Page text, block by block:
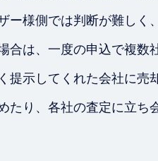
ー様側では判断が難しく
合は、一度の申込で複数
提示してくれた会社に売
たり、各社の査定に立ち